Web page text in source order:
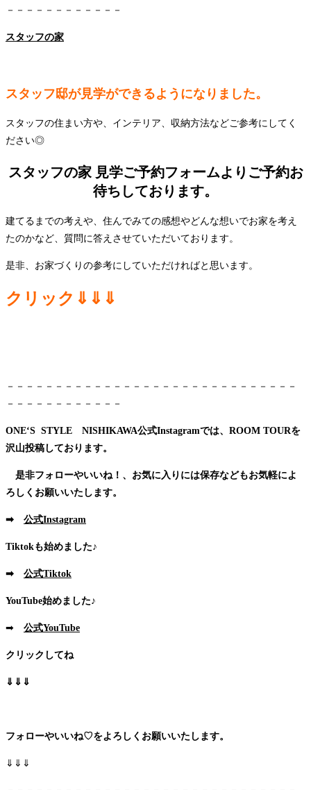
－－－－－－－－－－－－
スタッフの家
スタッフ邸が見学ができるようになりました。
スタッフの住まい方や、インテリア、収納方法などご参考にしてく
ださい◎
スタッフの家 見学ご予約フォームよりご予約お
待ちしております。
建てるまでの考えや、住んでみての感想やどんな想いでお家を考え
たのかなど、質問に答えさせていただいております。
是非、お家づくりの参考にしていただければと思います。
クリック⇓⇓⇓
－－－－－－－－－－－－－－－－－－－－－－－－－－－－－－
－－－－－－－－－－－－
ONE‘S STYLE NISHIKAWA公式Instagramでは、ROOM TOURを
沢山投稿しております。
是非フォローやいいね！、お気に入りには保存などもお気軽によ
ろしくお願いいたします。
➡ 公式Instagram
Tiktokも始めました♪
➡ 公式Tiktok
YouTube始めました♪
➡ 公式YouTube
クリックしてね
⇓⇓⇓
フォローやいいね♡をよろしくお願いいたします。
⇓⇓⇓